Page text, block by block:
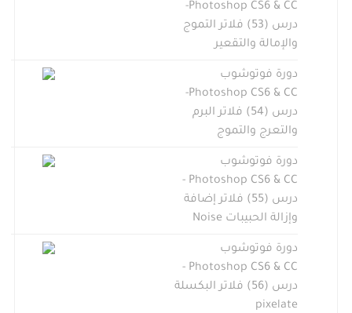
Photoshop CS6 & CC-
درس (53) فلاتر التموج
والإمالة والتقعير
دورة فوتوشوب
Photoshop CS6 & CC-
درس (54) فلاتر البرم
والتعرج والتموج
دورة فوتوشوب
Photoshop CS6 & CC -
درس (55) فلاتر إضافة
وإزالة الحبيبات Noise
دورة فوتوشوب
Photoshop CS6 & CC -
درس (56) فلاتر البكسلة
pixelate